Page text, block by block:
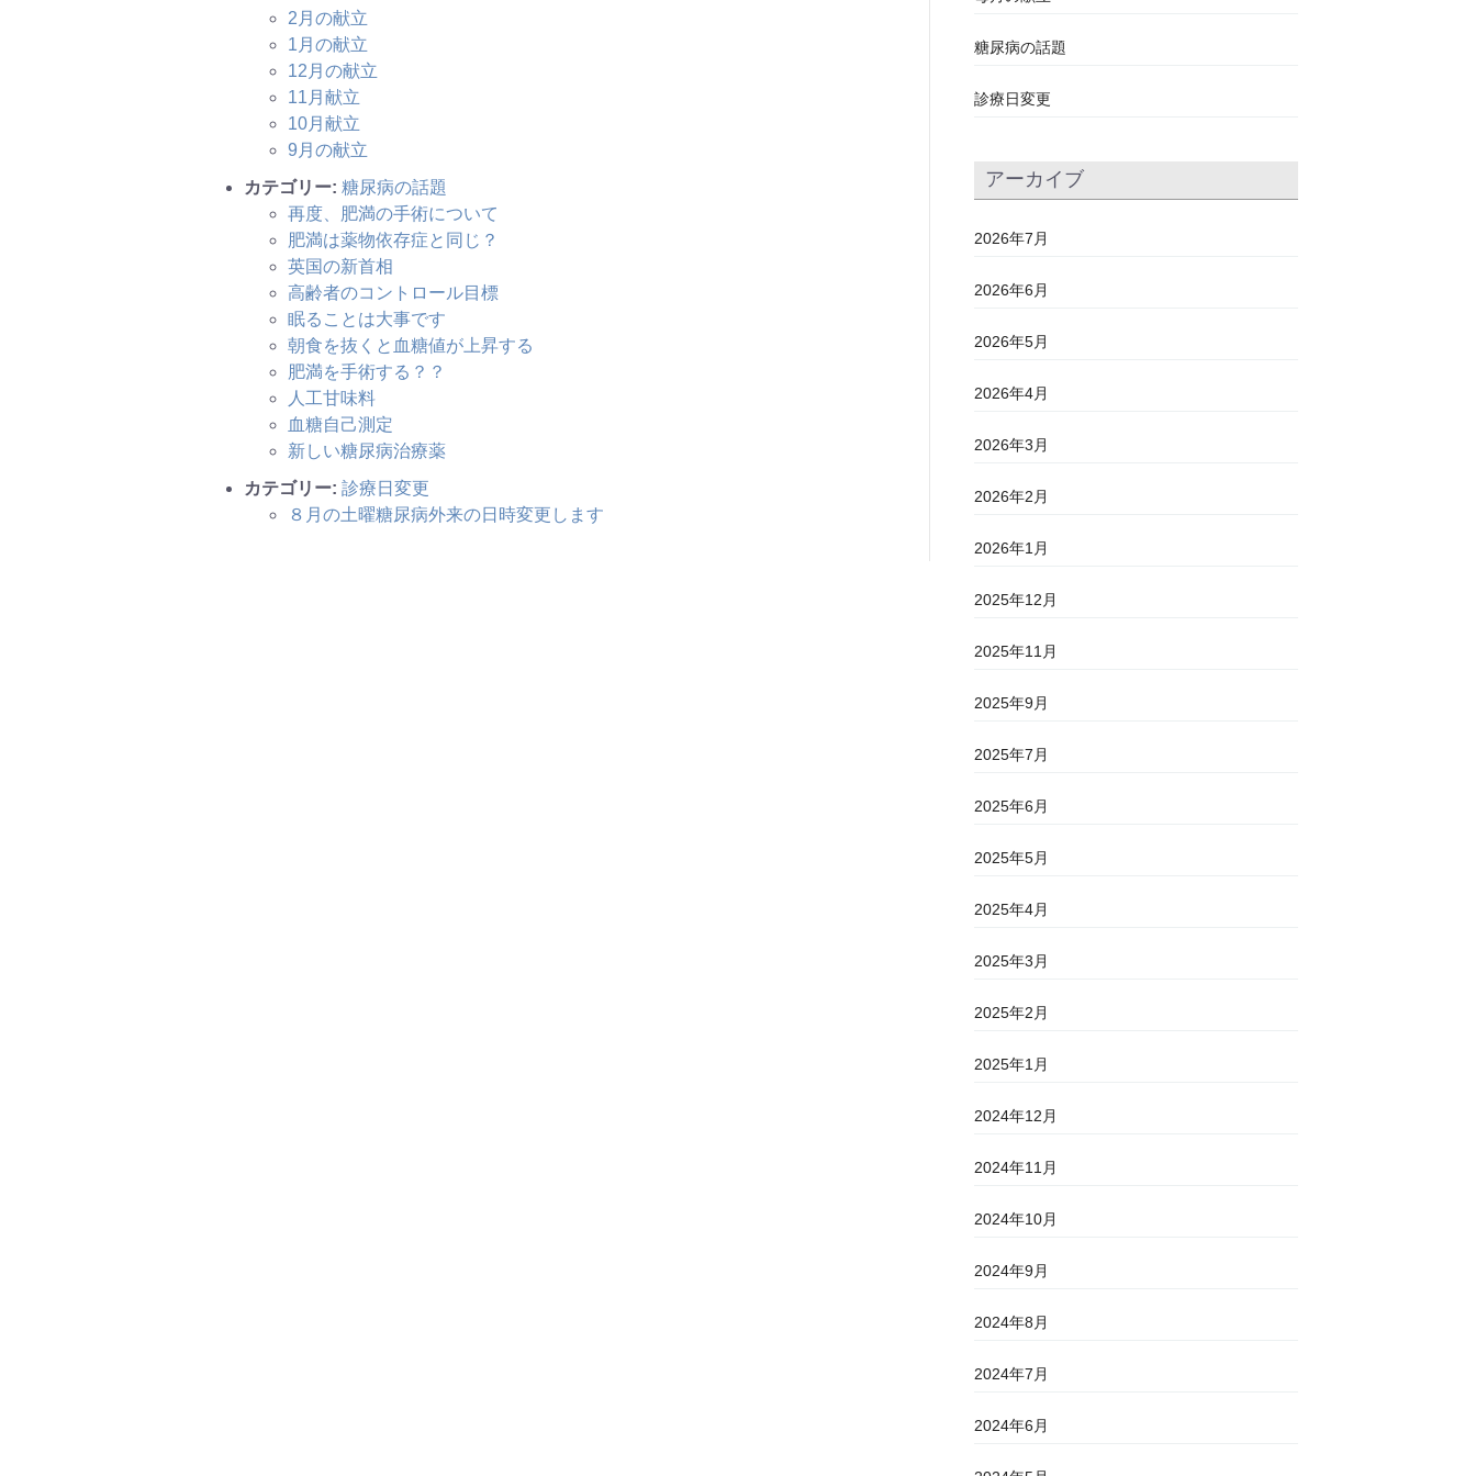
2月の献立
1月の献立
12月の献立
11月献立
10月献立
9月の献立
カテゴリー: 糖尿病の話題
再度、肥満の手術について
肥満は薬物依存症と同じ？
英国の新首相
高齢者のコントロール目標
眠ることは大事です
朝食を抜くと血糖値が上昇する
肥満を手術する？？
人工甘味料
血糖自己測定
新しい糖尿病治療薬
カテゴリー: 診療日変更
８月の土曜糖尿病外来の日時変更します
糖尿病の話題
診療日変更
アーカイブ
2026年7月
2026年6月
2026年5月
2026年4月
2026年3月
2026年2月
2026年1月
2025年12月
2025年11月
2025年9月
2025年7月
2025年6月
2025年5月
2025年4月
2025年3月
2025年2月
2025年1月
2024年12月
2024年11月
2024年10月
2024年9月
2024年8月
2024年7月
2024年6月